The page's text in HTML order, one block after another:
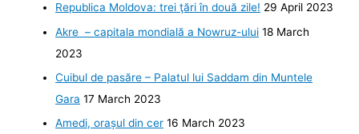
Republica Moldova: trei ţări în două zile! 29 April 2023
Akre – capitala mondială a Nowruz-ului 18 March
2023
Cuibul de pasăre – Palatul lui Saddam din Muntele
Gara 17 March 2023
Amedi, orașul din cer 16 March 2023